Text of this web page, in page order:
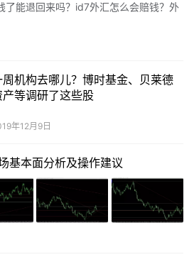
了能退回来吗？id7外汇怎么会赔钱？外
周机构去哪儿？博时基金、贝莱德
产等调研了这些股
年12月9日
基本面分析及操作建议